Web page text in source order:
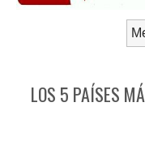
LOS 5 PAÍSES